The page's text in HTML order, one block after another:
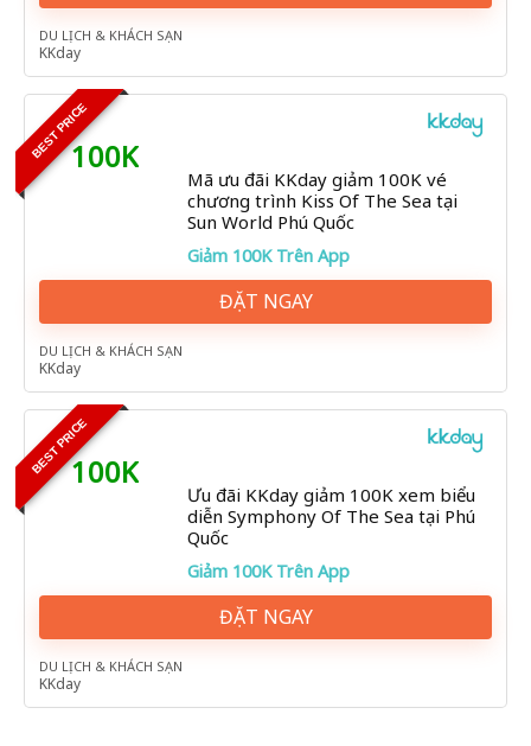
DU LỊCH & KHÁCH SẠN
KKday
BEST PRICE100K
Mã ưu đãi KKday giảm 100K vé
chương trình Kiss Of The Sea tại
Sun World Phú Quốc
Giảm 100K Trên App
ĐẶT NGAY
DU LỊCH & KHÁCH SẠN
KKday
BEST PRICE100K
Ưu đãi KKday giảm 100K xem biểu
diễn Symphony Of The Sea tại Phú
Quốc
Giảm 100K Trên App
ĐẶT NGAY
DU LỊCH & KHÁCH SẠN
KKday